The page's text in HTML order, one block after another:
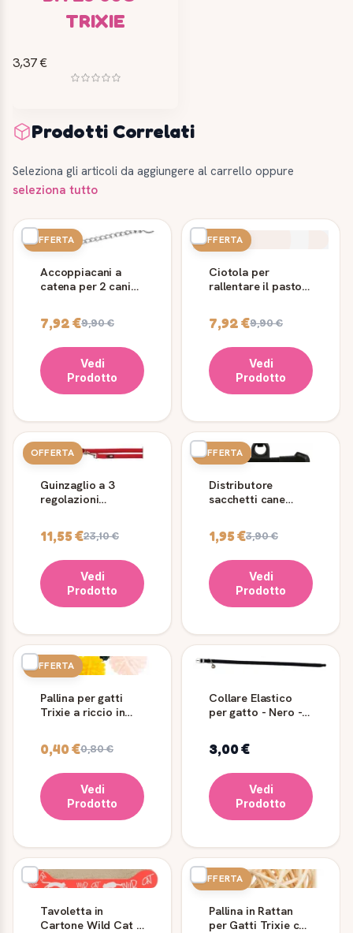
TRIXIE
3,37 €
Prodotti Correlati
Seleziona gli articoli da aggiungere al carrello oppure
seleziona tutto
OFFERTA
Accoppiacani a
catena per 2 cani
7,92 €9,90 €
Vedi
Prodotto
OFFERTA
Ciotola per
rallentare il pasto
7,92 €9,90 €
Vedi
Prodotto
OFFERTA
Guinzaglio a 3
regolazioni
Trixie rosso
11,55 €23,10 €
Vedi
Prodotto
OFFERTA
Distributore
sacchetti cane
15 pezzi
1,95 €3,90 €
Vedi
Prodotto
OFFERTA
Pallina per gatti
Trixie a riccio in
0,40 €0,80 €
Vedi
Prodotto
Collare Elastico
per gatto - Nero -
3,00 €
Vedi
Prodotto
Tavoletta in
Cartone Wild Cat -
OFFERTA
Pallina in Rattan
per Gatti Trixie con